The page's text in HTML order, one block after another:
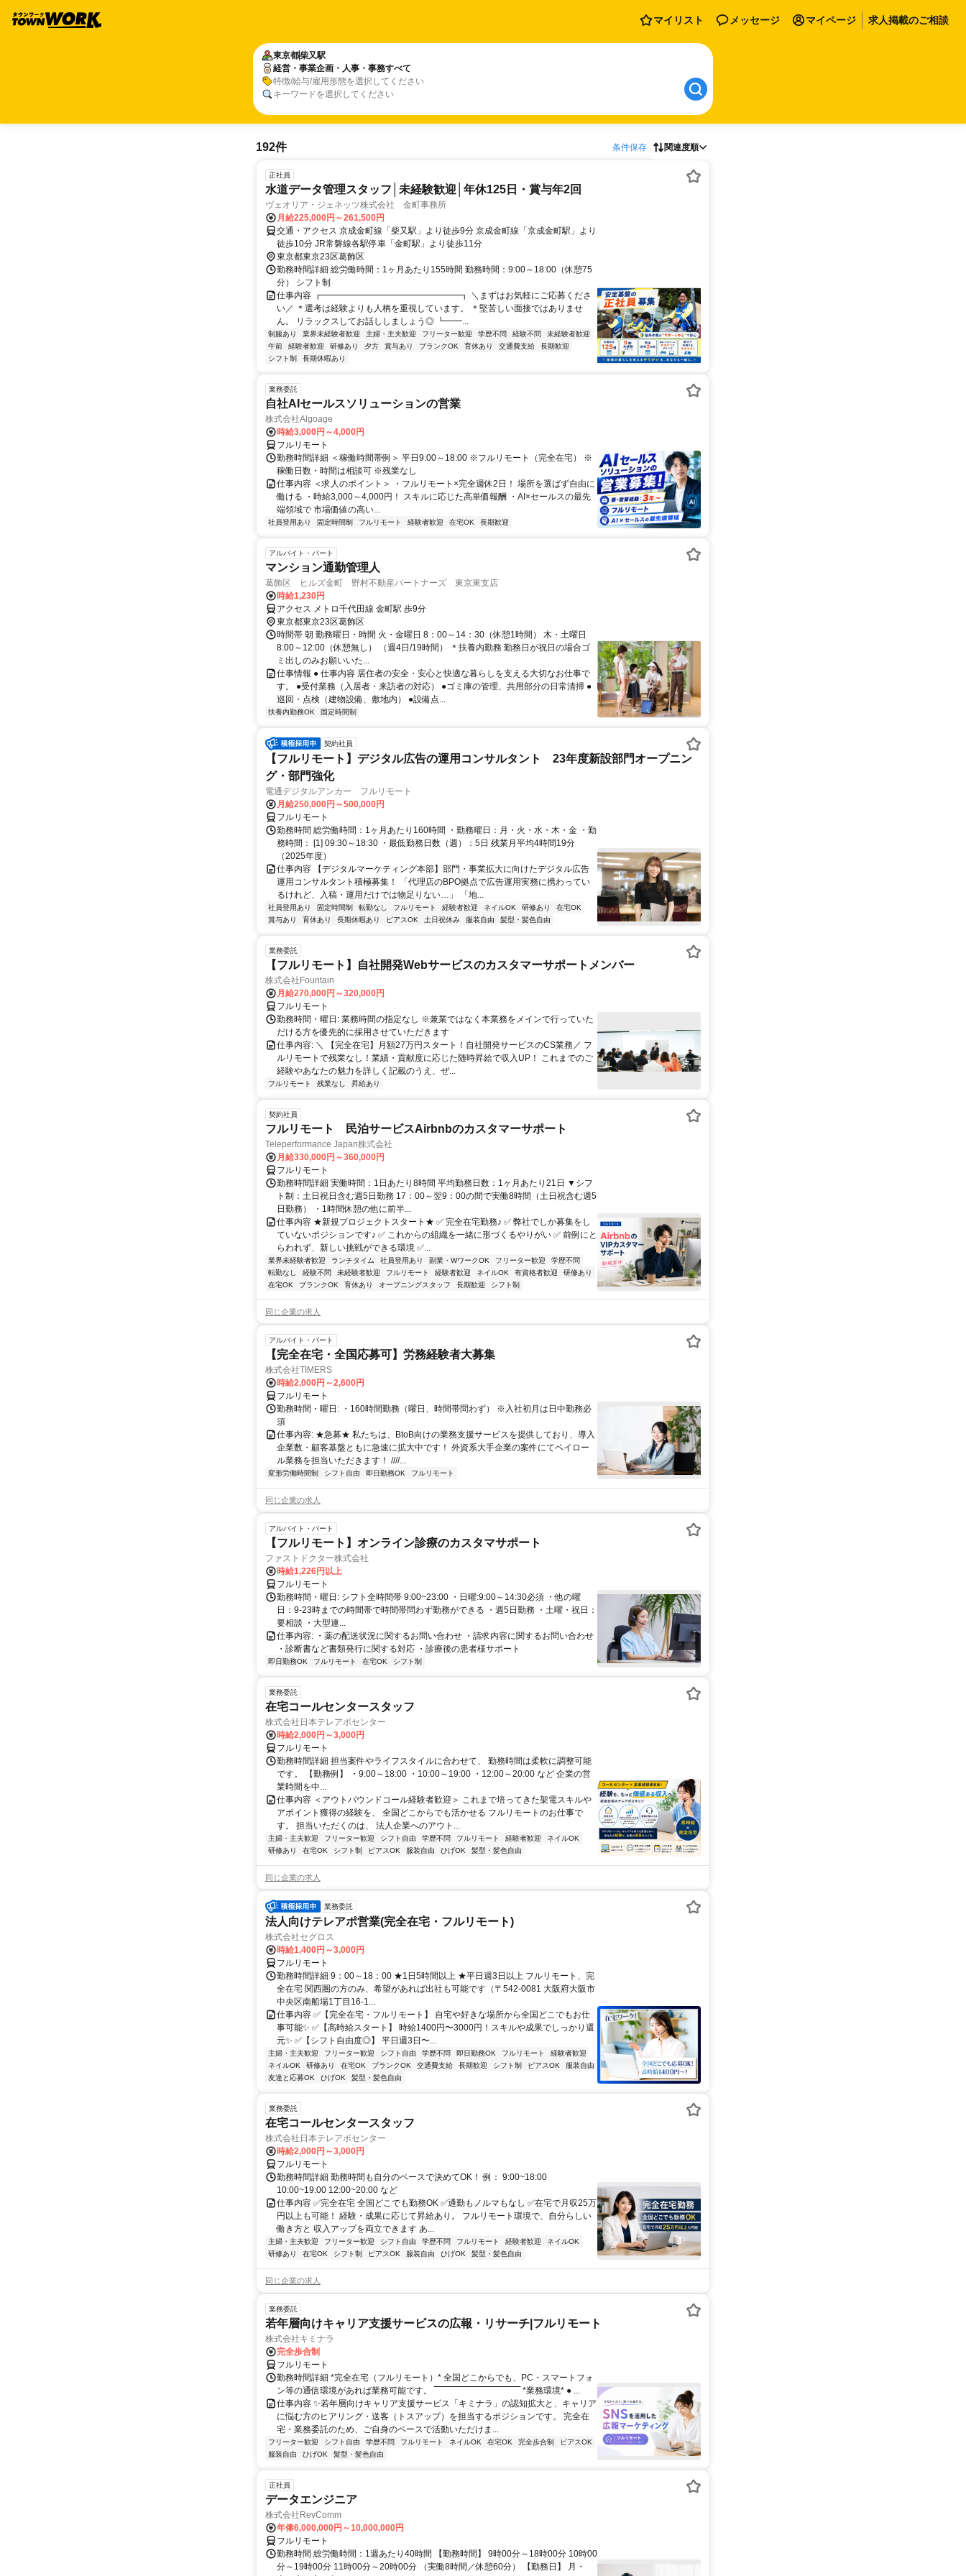
マイリスト メッセージ マイページ 求人掲載のご相談
東京都柴又駅
経営・事業企画・人事・事務すべて
特徴/給与/雇用形態を選択してください
キーワードを選択してください
192件 条件保存 関連度順
正社員
水道データ管理スタッフ│未経験歓迎│年休125日・賞与年2回
ヴェオリア・ジェネッツ株式会社 金町事務所
月給225,000円～261,500円
交通・アクセス 京成金町線「柴又駅」より徒歩9分 京成金町線「京成金町駅」より
徒歩10分 JR常磐線各駅停車「金町駅」より徒歩11分
東京都東京23区葛飾区
勤務時間詳細 総労働時間：1ヶ月あたり155時間 勤務時間：9:00～18:00（休憩75
分） シフト制
仕事内容 ┏━━━━━━━━━━━━━━━━┓ ＼まずはお気軽にご応募くださ
い／ ＊選考は経験よりも人柄を重視しています。 ＊堅苦しい面接ではありませ
ん。 リラックスしてお話ししましょう◎ ┗━━...
制服あり 業界未経験者歓迎 主婦・主夫歓迎 フリーター歓迎 学歴不問 経験不問
未経験者歓迎
午前
経験者歓迎 研修あり 夕方 賞与あり ブランクOK 育休あり 交通費支給
長期歓迎
シフト制
長期休暇あり
業務委託
自社AIセールスソリューションの営業
株式会社Algoage
時給3,000円～4,000円
フルリモート
勤務時間詳細 ＜稼働時間帯例＞ 平日9:00～18:00 ※フルリモート（完全在宅） ※
稼働日数・時間は相談可 ※残業なし
仕事内容 ＜求人のポイント＞ ・フルリモート×完全週休2日！ 場所を選ばず自由に
働ける ・時給3,000～4,000円！ スキルに応じた高単価報酬 ・AI×セールスの最先
端領域で 市場価値の高い...
社員登用あり 固定時間制 フルリモート 経験者歓迎 在宅OK 長期歓迎
アルバイト・パート
マンション通勤管理人
葛飾区 ヒルズ金町 野村不動産パートナーズ 東京東支店
時給1,230円
アクセス メトロ千代田線 金町駅 歩9分
東京都東京23区葛飾区
時間帯 朝 勤務曜日・時間 火・金曜日 8：00～14：30（休憩1時間） 木・土曜日
8:00～12:00（休憩無し） （週4日/19時間） ＊扶養内勤務 勤務日が祝日の場合ゴ
ミ出しのみお願いいた...
仕事情報 ● 仕事内容 居住者の安全・安心と快適な暮らしを支える大切なお仕事で
す。 ●受付業務（入居者・来訪者の対応） ●ゴミ庫の管理、共用部分の日常清掃 ●
巡回・点検（建物設備、敷地内） ●設備点...
扶養内勤務OK 固定時間制
契約社員
【フルリモート】デジタル広告の運用コンサルタント 23年度新設部門オープニン
グ・部門強化
電通デジタルアンカー フルリモート
月給250,000円～500,000円
フルリモート
勤務時間 総労働時間：1ヶ月あたり160時間 ・勤務曜日：月・火・水・木・金 ・勤
務時間： [1] 09:30～18:30 ・最低勤務日数（週）：5日 残業月平均4時間19分
（2025年度）
仕事内容 【デジタルマーケティング本部】部門・事業拡大に向けたデジタル広告
運用コンサルタント積極募集！ 「代理店のBPO拠点で広告運用実務に携わってい
るけれど、入稿・運用だけでは物足りない…」 「地...
社員登用あり 固定時間制 転勤なし フルリモート 経験者歓迎 ネイルOK 研修あり
在宅OK
賞与あり
育休あり 長期休暇あり ピアスOK 土日祝休み 服装自由 髪型・髪色自由
業務委託
【フルリモート】自社開発Webサービスのカスタマーサポートメンバー
株式会社Fountain
月給270,000円～320,000円
フルリモート
勤務時間・曜日: 業務時間の指定なし ※兼業ではなく本業務をメインで行っていた
だける方を優先的に採用させていただきます
仕事内容: ＼ 【完全在宅】月額27万円スタート！自社開発サービスのCS業務／ フ
ルリモートで残業なし！業績・貢献度に応じた随時昇給で収入UP！ これまでのご
経験やあなたの魅力を詳しく記載のうえ、ぜ...
フルリモート 残業なし 昇給あり
契約社員
フルリモート 民泊サービスAirbnbのカスタマーサポート
Teleperformance Japan株式会社
月給330,000円～360,000円
フルリモート
勤務時間詳細 実働時間：1日あたり8時間 平均勤務日数：1ヶ月あたり21日 ▼シフ
ト制：土日祝日含む週5日勤務 17：00～翌9：00の間で実働8時間（土日祝含む週5
日勤務） ・1時間休憩の他に前半...
仕事内容 ★新規プロジェクトスタート★ ✅ 完全在宅勤務♪ ✅ 弊社でしか募集をし
ていないポジションです♪ ✅ これからの組織を一緒に形づくるやりがい ✅ 前例にと
らわれず、新しい挑戦ができる環境 ✅...
業界未経験者歓迎 ランチタイム 社員登用あり 副業・WワークOK フリーター歓迎
学歴不問
転勤なし
経験不問 未経験者歓迎 フルリモート 経験者歓迎 ネイルOK 有資格者歓迎
研修あり
在宅OK
ブランクOK 育休あり オープニングスタッフ 長期歓迎 シフト制
同じ企業の求人
アルバイト・パート
【完全在宅・全国応募可】労務経験者大募集
株式会社TIMERS
時給2,000円～2,600円
フルリモート
勤務時間・曜日: ・160時間勤務（曜日、時間帯問わず） ※入社初月は日中勤務必
須
仕事内容: ★急募★ 私たちは、BtoB向けの業務支援サービスを提供しており、導入
企業数・顧客基盤ともに急速に拡大中です！ 外資系大手企業の案件にてペイロー
ル業務を担当いただきます！ ////...
変形労働時間制 シフト自由 即日勤務OK フルリモート
同じ企業の求人
アルバイト・パート
【フルリモート】オンライン診療のカスタマサポート
ファストドクター株式会社
時給1,226円以上
フルリモート
勤務時間・曜日: シフト全時間帯 9:00~23:00 ・日曜:9:00～14:30必須 ・他の曜
日：9-23時までの時間帯で時間帯問わず勤務ができる ・週5日勤務 ・土曜・祝日：
要相談 ・大型連...
仕事内容: ・薬の配送状況に関するお問い合わせ ・請求内容に関するお問い合わせ
・診断書など書類発行に関する対応 ・診療後の患者様サポート
即日勤務OK フルリモート 在宅OK シフト制
業務委託
在宅コールセンタースタッフ
株式会社日本テレアポセンター
時給2,000円～3,000円
フルリモート
勤務時間詳細 担当案件やライフスタイルに合わせて、 勤務時間は柔軟に調整可能
です。 【勤務例】 ・9:00～18:00 ・10:00～19:00 ・12:00～20:00 など 企業の営
業時間を中...
仕事内容 ＜アウトバウンドコール経験者歓迎＞ これまで培ってきた架電スキルや
アポイント獲得の経験を、 全国どこからでも活かせる フルリモートのお仕事で
す。 担当いただくのは、 法人企業へのアウト...
主婦・主夫歓迎 フリーター歓迎 シフト自由 学歴不問 フルリモート 経験者歓迎
ネイルOK
研修あり
在宅OK シフト制 ピアスOK 服装自由 ひげOK 髪型・髪色自由
同じ企業の求人
業務委託
法人向けテレアポ営業(完全在宅・フルリモート)
株式会社セグロス
時給1,400円～3,000円
フルリモート
勤務時間詳細 9：00～18：00 ★1日5時間以上 ★平日週3日以上 フルリモート、完
全在宅 関西圏の方のみ、希望があれば出社も可能です（〒542-0081 大阪府大阪市
中央区南船場1丁目16-1...
仕事内容 ✅【完全在宅・フルリモート】 自宅や好きな場所から全国どこでもお仕
事可能✨ ✅【高時給スタート】 時給1400円〜3000円！スキルや成果でしっかり還
元✨ ✅【シフト自由度◎】 平日週3日〜...
主婦・主夫歓迎 フリーター歓迎 シフト自由 学歴不問 即日勤務OK フルリモート
経験者歓迎
ネイルOK
研修あり 在宅OK ブランクOK 交通費支給 長期歓迎 シフト制 ピアスOK
服装自由
友達と応募OK
ひげOK 髪型・髪色自由
業務委託
在宅コールセンタースタッフ
株式会社日本テレアポセンター
時給2,000円～3,000円
フルリモート
勤務時間詳細 勤務時間も自分のペースで決めてOK！ 例： 9:00~18:00
10:00~19:00 12:00~20:00 など
仕事内容 ✅完全在宅 全国どこでも勤務OK ✅通勤もノルマもなし ✅在宅で月収25万
円以上も可能！ 経験・成果に応じて昇給あり。 フルリモート環境で、自分らしい
働き方と 収入アップを両立できます あ...
主婦・主夫歓迎 フリーター歓迎 シフト自由 学歴不問 フルリモート 経験者歓迎
ネイルOK
研修あり
在宅OK シフト制 ピアスOK 服装自由 ひげOK 髪型・髪色自由
同じ企業の求人
業務委託
若年層向けキャリア支援サービスの広報・リサーチ|フルリモート
株式会社キミナラ
完全歩合制
フルリモート
勤務時間詳細 *完全在宅（フルリモート）* 全国どこからでも、PC・スマートフォ
ン等の通信環境があれば業務可能です。 ‾‾‾‾‾‾‾‾‾‾‾‾‾‾‾‾‾‾‾‾‾‾‾‾‾‾‾‾‾‾ *業務環境* ● ...
仕事内容 ✨若年層向けキャリア支援サービス「キミナラ」の認知拡大と、キャリア
に悩む方のヒアリング・送客（トスアップ）を担当するポジションです。 完全在
宅・業務委託のため、ご自身のペースで活動いただけま...
フリーター歓迎 シフト自由 学歴不問 フルリモート ネイルOK 在宅OK 完全歩合制
ピアスOK
服装自由
ひげOK 髪型・髪色自由
正社員
データエンジニア
株式会社RevComm
年俸6,000,000円～10,000,000円
フルリモート
勤務時間 総労働時間：1週あたり40時間 【勤務時間】 9時00分～18時00分 10時00
分～19時00分 11時00分～20時00分 （実働8時間／休憩60分） 【勤務日】 月・